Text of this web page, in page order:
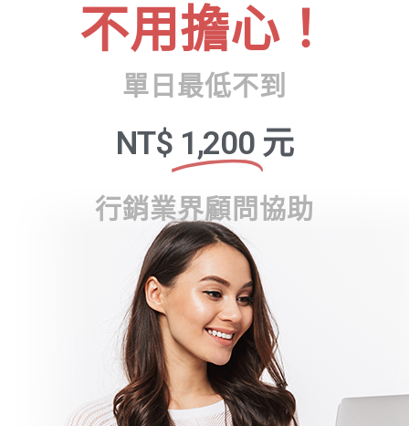
不用擔心！
單日最低不到
NT$ 1,200 元
行銷業界顧問協助